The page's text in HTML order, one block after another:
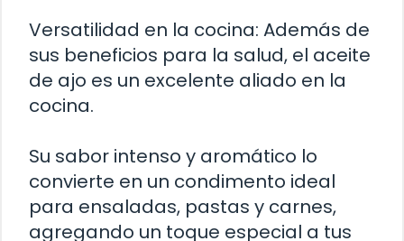
Versatilidad en la cocina: Además de
sus beneficios para la salud, el aceite
de ajo es un excelente aliado en la
cocina.
Su sabor intenso y aromático lo
convierte en un condimento ideal
para ensaladas, pastas y carnes,
agregando un toque especial a tus